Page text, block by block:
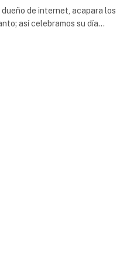
de internet, acapara los
así celebramos su día…